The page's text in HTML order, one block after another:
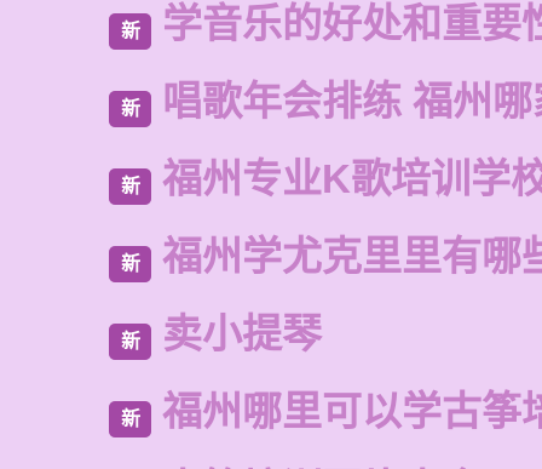
新 学音乐的好处和重要
新 唱歌年会排练 福州
新 福州专业K歌培训学
新 福州学尤克里里有哪
新 卖小提琴
新 福州哪里可以学古筝